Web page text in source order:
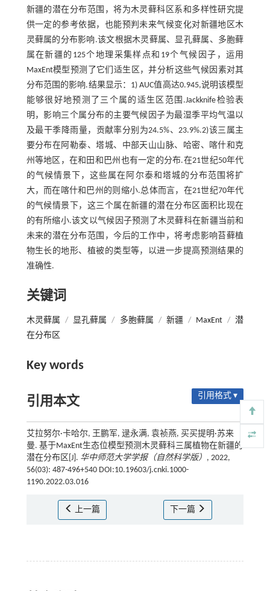
新疆的潜在分布范围，将为木灵藓科区系和多样性研究提
供一定的参考依据，也能预判未来气候变化对新疆地区木
灵藓属的分布影响.该文根据木灵藓属、显孔藓属、多胞藓
属在新疆的125个地理采集样点和19个气候因子，运用
MaxEnt模型预测了它们适生区，并分析这些气候因素对其
分布范围的影响.结果显示：1) AUC值高达0.945,说明该模型
能够很好地预测了三个属的适生区范围.Jackknife检验表
明，影响三个属分布的主要气候因子为最湿季平均气温以
及最干季降雨量，贡献率分别为24.5%、23.9%.2)该三属主
要分布在阿勒泰、塔城、中部天山山脉、哈密、喀什和克
州等地区，在和田和巴州也有一定的分布.在21世纪50年代
的气候情景下，这些属在阿尔泰和塔城的分布范围将扩
大，而在喀什和巴州的则缩小.总体而言，在21世纪70年代
的气候情景下，这三个属在新疆的潜在分布区面积比现在
的有所缩小.该文以气候因子预测了木灵藓科在新疆当前和
未来的潜在分布范围，今后的工作中，将考虑影响苔藓植
物生长的地形、植被的类型等，以进一步提高预测结果的
准确性.
关键词
木灵藓属 / 显孔藓属 / 多胞藓属 / 新疆 / MaxEnt / 潜
在分布区
Key words
引用本文 引用格式 ▾
艾拉努尔·卡哈尔, 王鹏军, 逯永满, 袁祯燕, 买买提明·苏来
曼. 基于MaxEnt生态位模型预测木灵藓科三属植物在新疆的
潜在分布区[J]. 华中师范大学学报（自然科学版） , 2022,
56(03): 487-496+540 DOI:10.19603/j.cnki.1000-
1190.2022.03.016
上一篇 下一篇